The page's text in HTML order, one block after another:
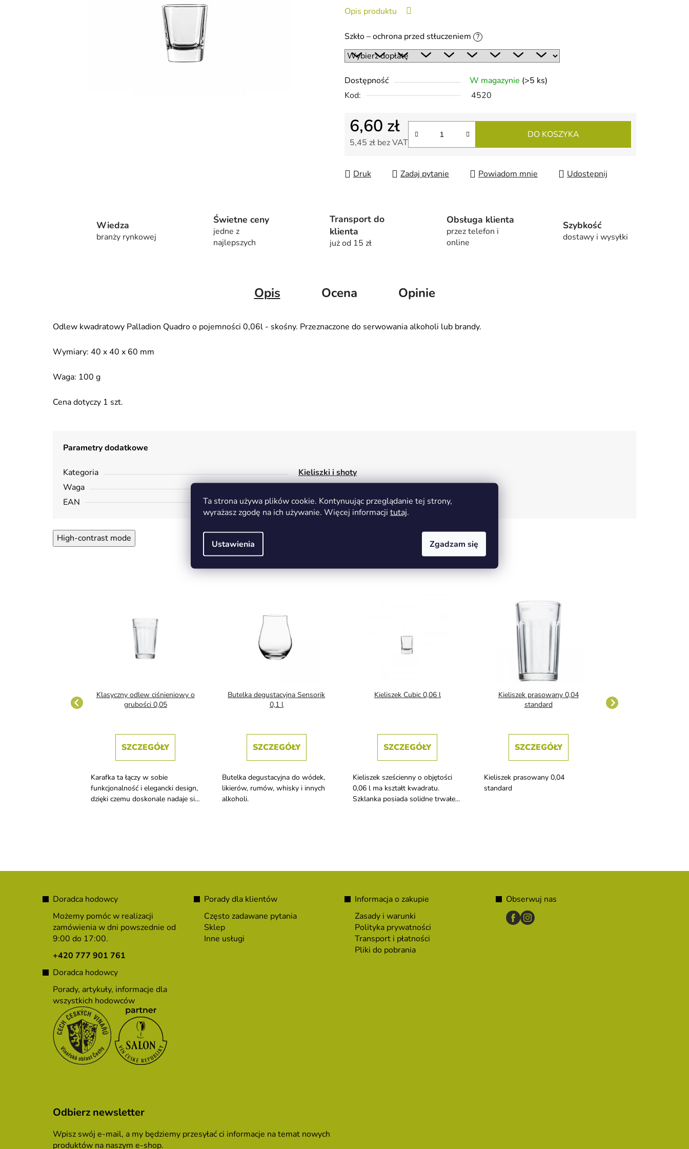
Ta strona używa plików cookie. Kontynuując przeglądanie tej strony,
wyrażasz zgodę na ich używanie. Więcej informacji tutaj.
Ustawienia Zgadzam się
0,0
gwiazdek.
Opis produktu
Szkło – ochrona przed stłuczeniem ?
Dostępność W magazynie (>5 ks)
Kod:
4520
6,60 zł
5,45 zł bez VAT
DO KOSZYKA
Druk Zadaj pytanie Powiadom mnie Udostępnij
Wiedza
branży rynkowej
Świetne ceny
jedne z
najlepszych
Transport do
klienta
już od 15 zł
Obsługa klienta
przez telefon i
online
Szybkość
dostawy i wysyłki
Opis Ocena Opinie
Odlew kwadratowy Palladion Quadro o pojemności 0,06l - skośny. Przeznaczone do serwowania alkoholi lub brandy.
Wymiary: 40 x 40 x 60 mm
Waga: 100 g
Cena dotyczy 1 szt.
Parametry dodatkowe
Kategoria
Kieliszki i shoty
Waga
EAN
SOD01043
High-contrast mode
Możesz być zainteresowany
Klasyczny odlew ciśnieniowy o
grubości 0,05
SZCZEGÓŁY
Karafka ta łączy w sobie
funkcjonalność i elegancki design,
dzięki czemu doskonale nadaje się
Butelka degustacyjna Sensorik
0,1 l
SZCZEGÓŁY
Butelka degustacyjna do wódek,
likierów, rumów, whisky i innych
alkoholi.
Kieliszek Cubic 0,06 l
SZCZEGÓŁY
Kieliszek sześcienny o objętości
0,06 l ma kształt kwadratu.
Szklanka posiada solidne trwałe
Kieliszek prasowany 0,04
standard
SZCZEGÓŁY
Kieliszek prasowany 0,04
standard
Doradca hodowcy
Możemy pomóc w realizacji
zamówienia w dni powszednie od
9:00 do 17:00.
+420 777 901 761
Doradca hodowcy
Porady, artykuły, informacje dla
wszystkich hodowców
Porady dla klientów
Często zadawane pytania
Sklep
Inne usługi
Informacja o zakupie
Zasady i warunki
Polityka prywatności
Transport i płatności
Pliki do pobrania
Obserwuj nas
Odbierz newsletter
Wpisz swój e-mail, a my będziemy przesyłać ci informacje na temat nowych
produktów na naszym e-shop.